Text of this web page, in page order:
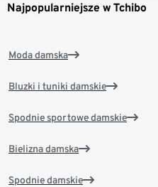
Najpopularniejsze w Tchibo
Moda damska
Bluzki i tuniki damskie
Spodnie sportowe damskie
Bielizna damska
Spodnie damskie